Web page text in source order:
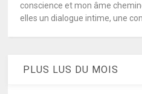
conscience et mon âme
elles un dialogue intime, une
PLUS LUS DU MOIS